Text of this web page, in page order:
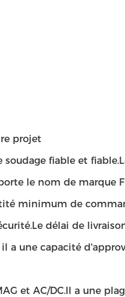
projet
fiable et
le nom de marque
minimum de
délai de
a une capacité
et AC/DC.Il a une